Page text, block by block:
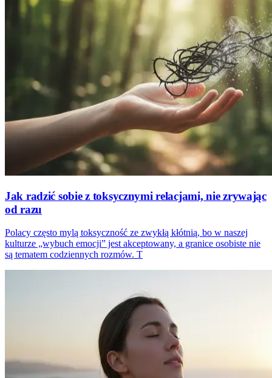
Jak radzić sobie z toksycznymi relacjami, nie zrywając
od razu
Polacy często mylą toksyczność ze zwykłą kłótnią, bo w naszej
kulturze „wybuch emocji” jest akceptowany, a granice osobiste nie
są tematem codziennych rozmów. T